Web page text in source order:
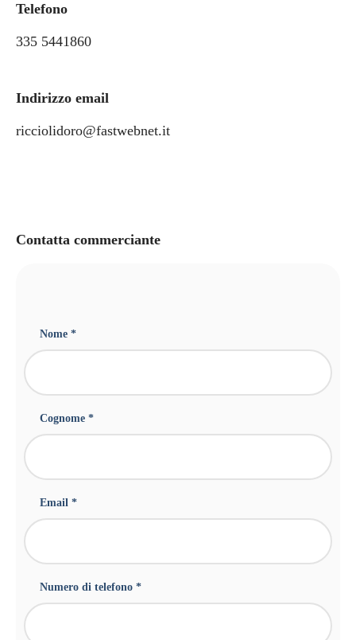
Telefono
335 5441860
Indirizzo email
ricciolidoro@fastwebnet.it
Contatta commerciante
Nome *
Cognome *
Email *
Numero di telefono *